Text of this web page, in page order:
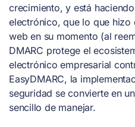
crecimiento, y está
electrónico, que lo que
web en su momento (al
DMARC protege el
electrónico empresarial
EasyDMARC, la
seguridad se convierte en
sencillo de manejar.